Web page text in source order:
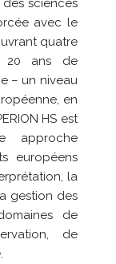
avec le
quatre
20 ans de
– un niveau
en
HS est
approche
européens
la
gestion des
de
de